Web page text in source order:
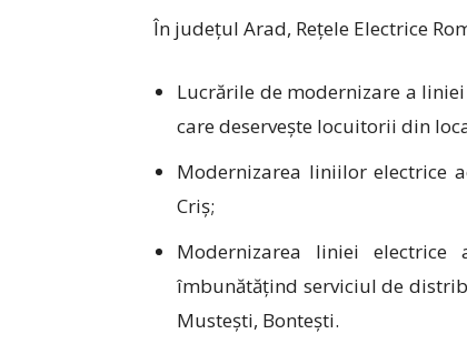
În județul Arad, Rețele Electrice
Lucrările de modernizare a
care deservește locuitorii din
Modernizarea liniilor electrice
Criș;
Modernizarea liniei
îmbunătățind serviciul de
Mustești, Bontești.